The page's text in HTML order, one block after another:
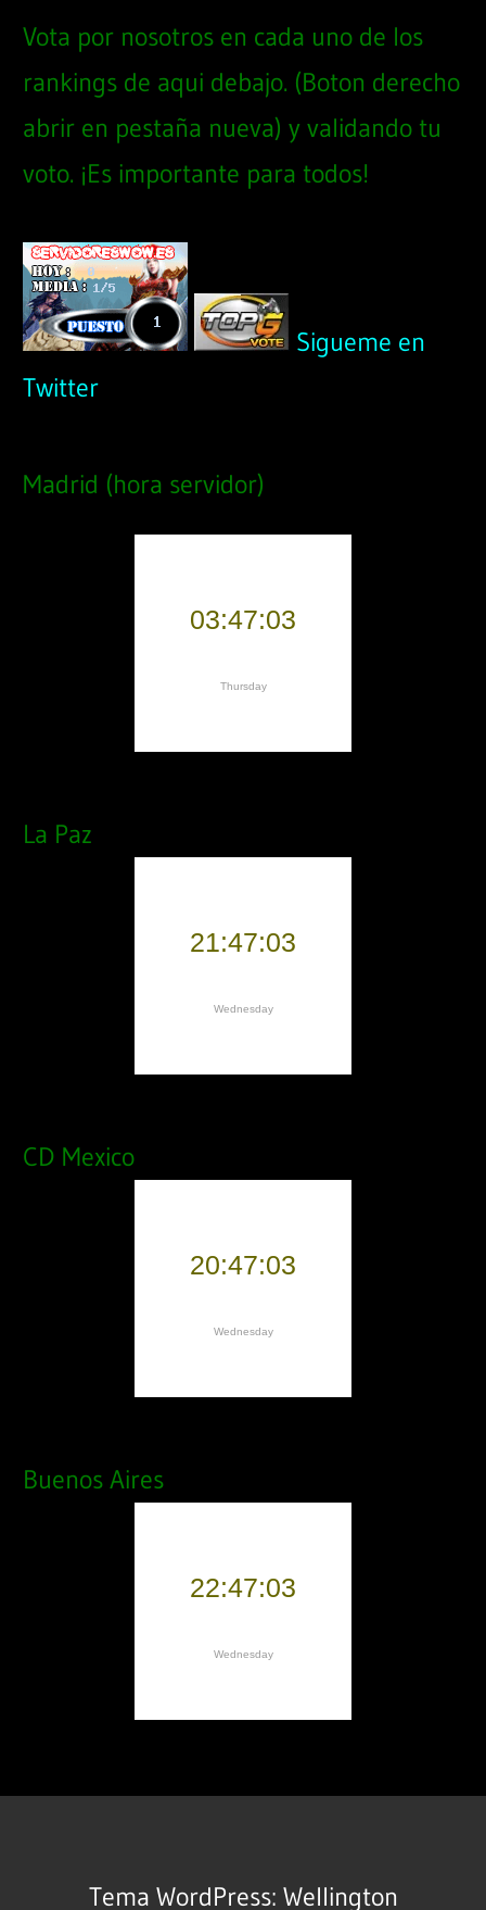
Vota por nosotros en cada uno de los
rankings de aqui debajo. (Boton derecho
abrir en pestaña nueva) y validando tu
voto. ¡Es importante para todos!
Sigueme en
Twitter
Madrid (hora servidor)
La Paz
CD Mexico
Buenos Aires
Tema WordPress: Wellington